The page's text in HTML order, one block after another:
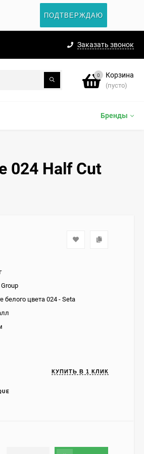
ПОДТВЕРЖДАЮ
Заказать звонок
0 Корзина
(пусто)
Бренды
024 Half Cut
белого цвета 024 - Seta
КУПИТЬ В 1 КЛИК